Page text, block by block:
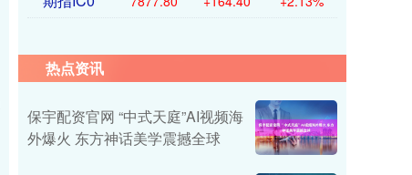
热点资讯
保宇配资官网 “中式天庭”AI视频海
外爆火 东方神话美学震撼全球